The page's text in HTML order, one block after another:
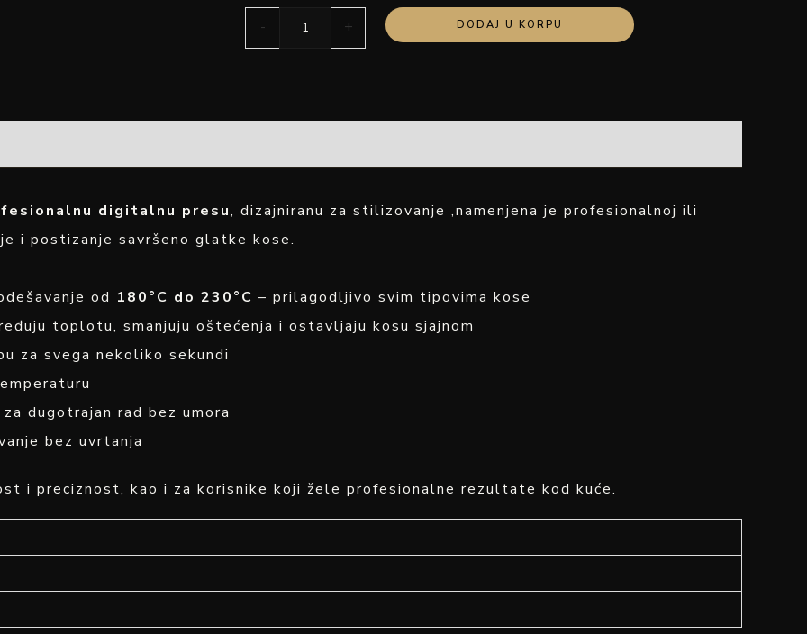
- + DODAJ U KORPU
digitalnu presu, dizajniranu za stilizovanje ,namenjena je profesionalnoj ili
i postizanje savršeno glatke kose.
od 180°C do 230°C – prilagodljivo svim tipovima kose
toplotu, smanjuju oštećenja i ostavljaju kosu sjajnom
za svega nekoliko sekundi
dugotrajan rad bez umora
bez uvrtanja
i preciznost, kao i za korisnike koji žele profesionalne rezultate kod kuće.